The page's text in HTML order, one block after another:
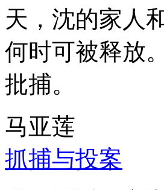
天，沈的家人
何时可被释放
批捕。
马亚莲
抓捕与投案